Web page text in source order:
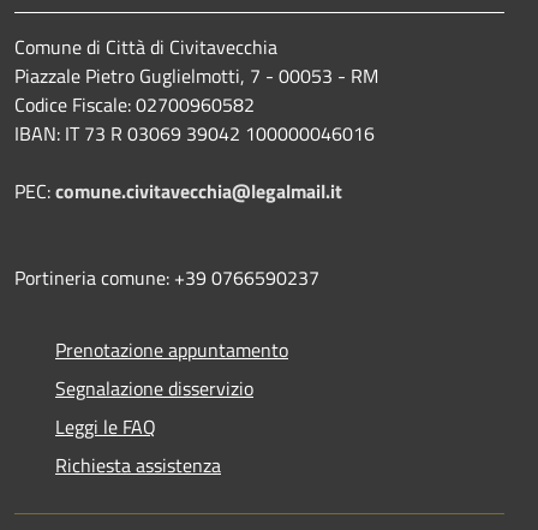
Comune di Città di Civitavecchia
Piazzale Pietro Guglielmotti, 7 - 00053 - RM
Codice Fiscale: 02700960582
IBAN: IT 73 R 03069 39042 100000046016
PEC:comune.civitavecchia@legalmail.it
Portineria comune: +39 0766590237
Prenotazione appuntamento
Segnalazione disservizio
Leggi le FAQ
Richiesta assistenza